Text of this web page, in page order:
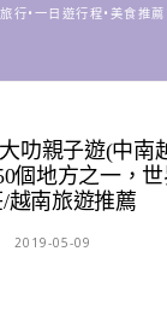
行•一日遊行程•美食推
叻親子遊(中南
個地方之一，
越南旅遊推薦
2019-05-09